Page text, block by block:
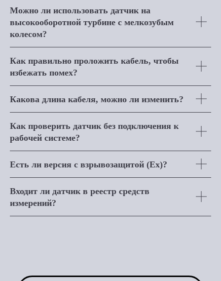
Можно ли использовать датчик на
высокооборотной турбине с мелкозубым
колесом?
Как правильно проложить кабель, чтобы
избежать помех?
Какова длина кабеля, можно ли изменить?
Как проверить датчик без подключения к
рабочей системе?
Есть ли версия с взрывозащитой (Ex)?
Входит ли датчик в реестр средств
измерений?